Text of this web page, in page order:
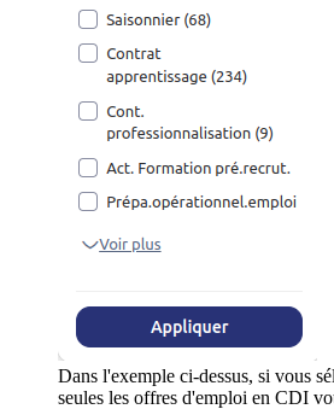
Dans l'exemple ci-dessus, si vous
seules les offres d'emploi en CDI